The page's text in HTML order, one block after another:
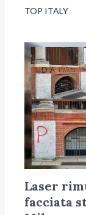
TOP ITALY
Laser
facciata